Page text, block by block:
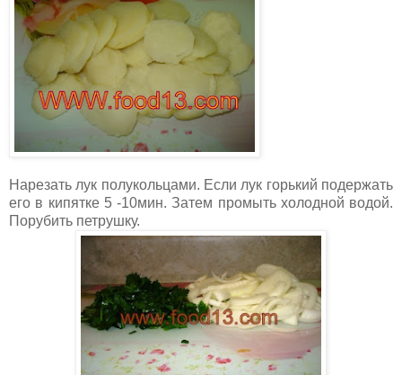
Нарезать лук полукольцами. Если лук горький подержать
его в кипятке 5 -10мин. Затем промыть холодной водой.
Порубить петрушку.